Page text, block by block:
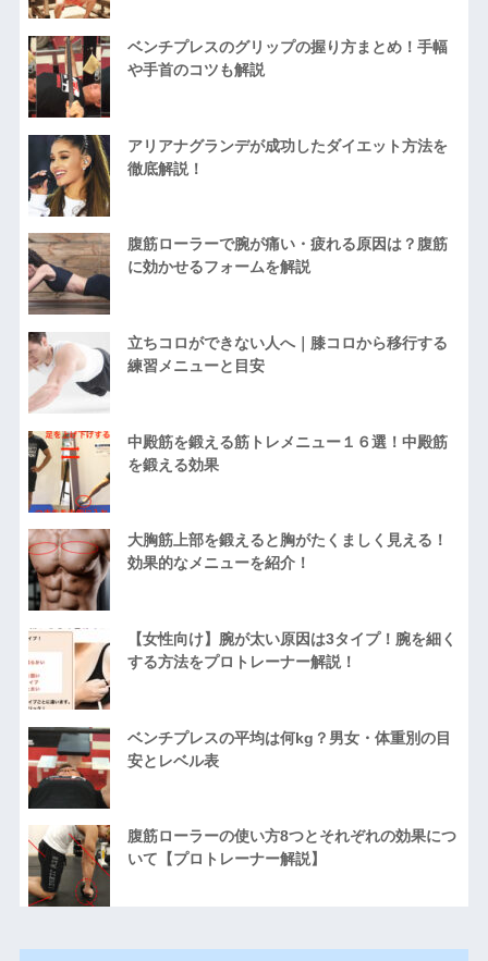
ベンチプレスのグリップの握り方まとめ！手幅
や手首のコツも解説
アリアナグランデが成功したダイエット方法を
徹底解説！
腹筋ローラーで腕が痛い・疲れる原因は？腹筋
に効かせるフォームを解説
立ちコロができない人へ｜膝コロから移行する
練習メニューと目安
中殿筋を鍛える筋トレメニュー１６選！中殿筋
を鍛える効果
大胸筋上部を鍛えると胸がたくましく見える！
効果的なメニューを紹介！
【女性向け】腕が太い原因は3タイプ！腕を細く
する方法をプロトレーナー解説！
ベンチプレスの平均は何kg？男女・体重別の目
安とレベル表
腹筋ローラーの使い方8つとそれぞれの効果につ
いて【プロトレーナー解説】